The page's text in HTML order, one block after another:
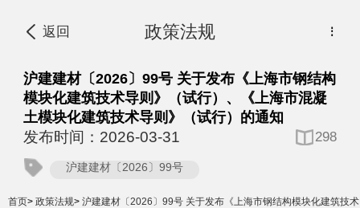
返回 ⋮
政策法规
沪建建材〔2026〕99号 关于发布《上海市钢结构
模块化建筑技术导则》（试行）、《上海市混凝
土模块化建筑技术导则》（试行）的通知
发布时间：2026-03-31 298
沪建建材〔2026〕99号
首页> 政策法规> 沪建建材〔2026〕99号 关于发布《上海市钢结构模块化建筑技术